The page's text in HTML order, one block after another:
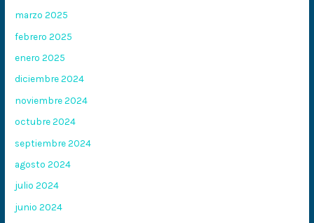
marzo 2025
febrero 2025
enero 2025
diciembre 2024
noviembre 2024
octubre 2024
septiembre 2024
agosto 2024
julio 2024
junio 2024